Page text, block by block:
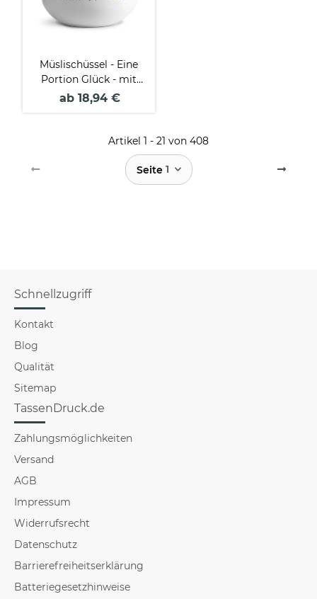
Müslischüssel - Eine
Portion Glück - mit
Name - 500 ml
ab 18,94 €
Artikel 1 - 21 von 408
Seite 1
Schnellzugriff
Kontakt
Blog
Qualität
Sitemap
TassenDruck.de
Zahlungsmöglichkeiten
Versand
AGB
Impressum
Widerrufsrecht
Datenschutz
Barrierefreiheitserklärung
Batteriegesetzhinweise